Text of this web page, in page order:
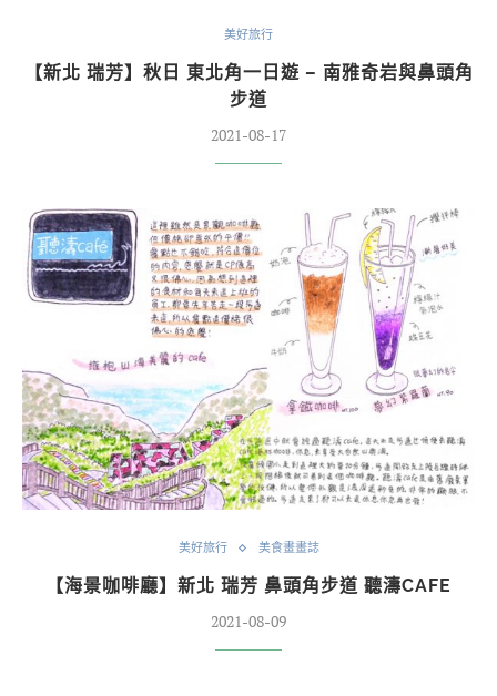
美好旅行
【新北 瑞芳】秋日 東北角一日遊 – 南雅奇岩與鼻頭角
步道
2021-08-17
美好旅行 美食畫畫誌
【海景咖啡廳】新北 瑞芳 鼻頭角步道 聽濤CAFE
2021-08-09